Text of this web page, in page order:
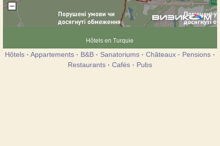
Hôtels en Turquie
Hôtels · Appartements · B&B · Sanatoriums · Châteaux · Pensions ·
Restaurants · Cafés · Pubs